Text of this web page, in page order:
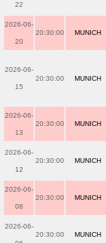
22
2026-06-
20
20:30:00 MUNICH
2026-06-
15
20:30:00 MUNICH
2026-06-
13
20:30:00 MUNICH
2026-06-
12
20:30:00 MUNICH
2026-06-
08
20:30:00 MUNICH
2026-06-
20:30:00 MUNICH